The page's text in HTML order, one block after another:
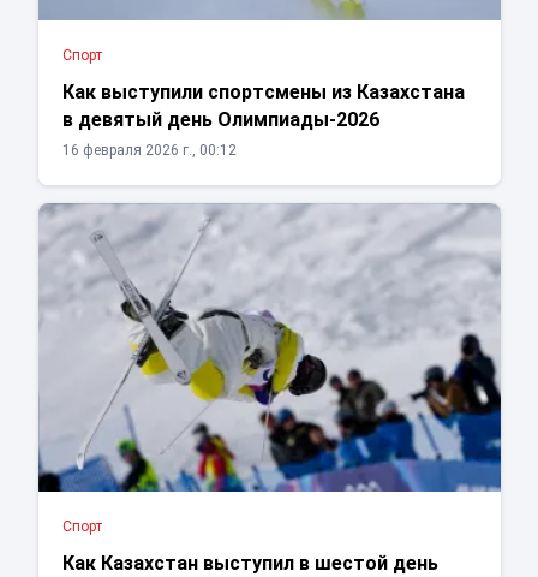
Спорт
Как выступили спортсмены из Казахстана
в девятый день Олимпиады-2026
16 февраля 2026 г., 00:12
Спорт
Как Казахстан выступил в шестой день